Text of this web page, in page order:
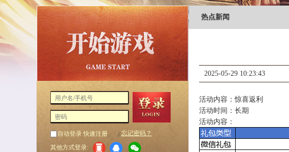
热点新闻
2025-05-29 10:23:43
活动内容：惊喜返利
活动时间：长期
活动内容：
自动登录 忘记密码？
快速注册
其他方式登录: